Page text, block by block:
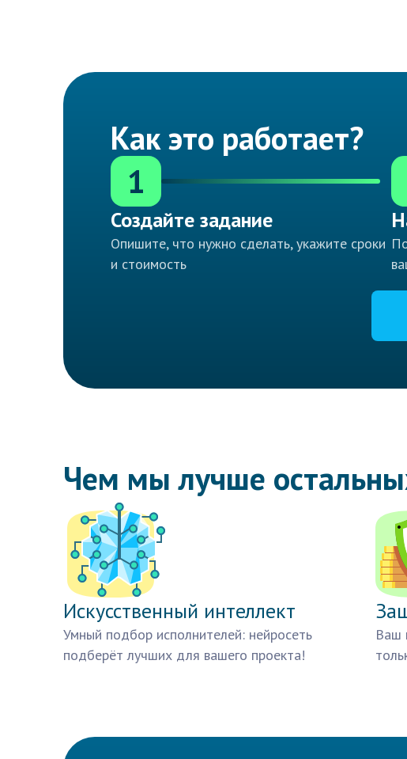
Как это работает?
1
Создайте задание
Опишите, что нужно сделать, укажите сроки
и стоимость
Чем мы лучше
Искусственный интеллект
Умный подбор исполнителей: нейросеть
подберёт лучших для вашего проекта!
Ваш